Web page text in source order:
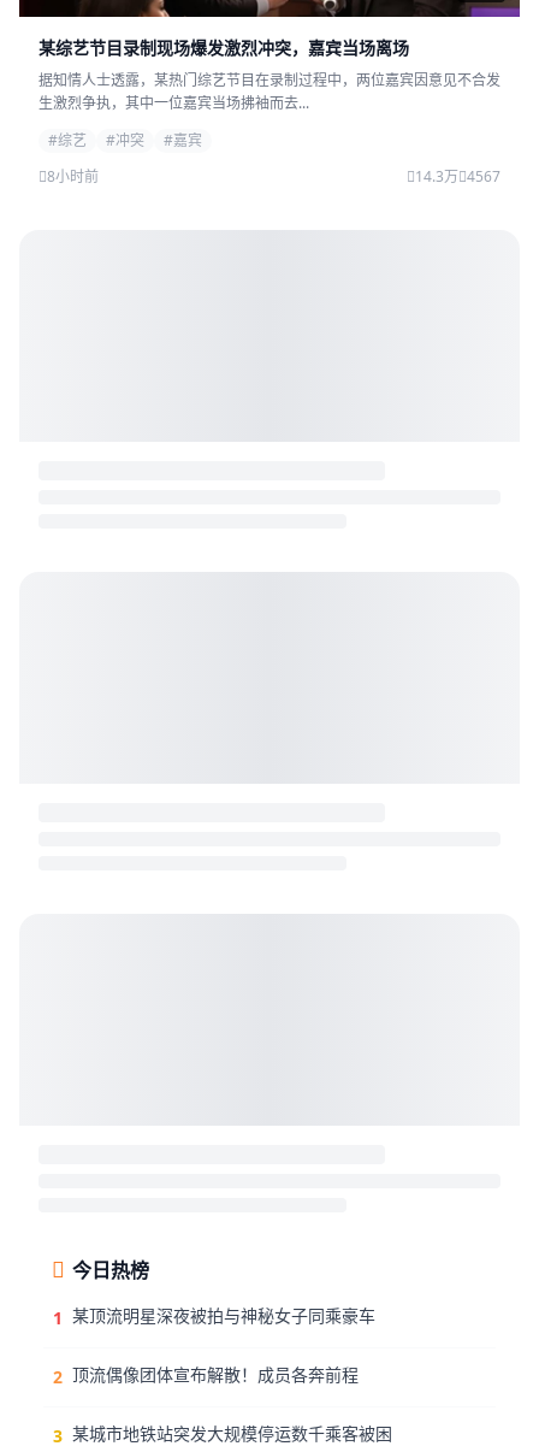
某综艺节目录制现场爆发激烈冲突，嘉宾当场离场
据知情人士透露，某热门综艺节目在录制过程中，两位嘉宾因意见不合发
生激烈争执，其中一位嘉宾当场拂袖而去...
#综艺
#冲突
#嘉宾
8小时前
14.3万 4567
今日热榜
1 某顶流明星深夜被拍与神秘女子同乘豪车
2 顶流偶像团体宣布解散！成员各奔前程
3 某城市地铁站突发大规模停运数千乘客被困